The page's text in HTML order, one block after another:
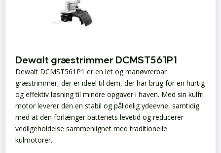
Dewalt græstrimmer DCMST561P1
Dewalt DCMST561P1 er en let og manøvrerbar
græstrimmer, der er ideel til dem, der har brug for en hurtig
og effektiv løsning til mindre opgaver i haven. Med sin kulfri
motor leverer den en stabil og pålidelig ydeevne, samtidig
med at den forlænger batteriets levetid og reducerer
vedligeholdelse sammenlignet med traditionelle
kulmotorer.